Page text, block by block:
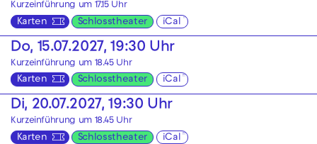
Kurzeinführung um 17.15 Uhr
Karten Schlosstheater iCal
Do, 15.07.2027, 19:30 Uhr
Kurzeinführung um 18.45 Uhr
Karten Schlosstheater iCal
Di, 20.07.2027, 19:30 Uhr
Kurzeinführung um 18.45 Uhr
Karten Schlosstheater iCal